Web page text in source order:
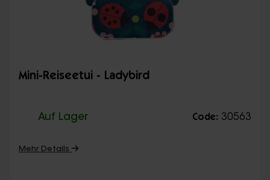
Mini-Reiseetui - Ladybird
Auf Lager Code: 30563
Mehr Details